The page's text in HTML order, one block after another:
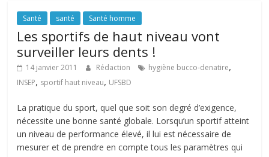
Santé santé Santé homme
Les sportifs de haut niveau vont
surveiller leurs dents !
14 janvier 2011 Rédaction hygiène bucco-denatire,
INSEP, sportif haut niveau, UFSBD
La pratique du sport, quel que soit son degré d’exigence,
nécessite une bonne santé globale. Lorsqu’un sportif atteint
un niveau de performance élevé, il lui est nécessaire de
mesurer et de prendre en compte tous les paramètres qui